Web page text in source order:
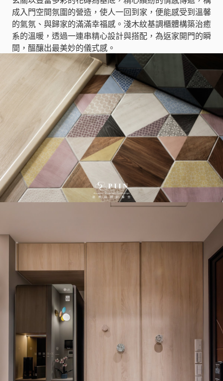
成入門空間氛圍的營造，使人一回到家，便能感受到溫馨
的氣氛、與歸家的滿滿幸福感。淺木紋基調櫃體構築治癒
系的溫暖，透過一連串精心設計與搭配，為返家開門的瞬
間，醞釀出最美妙的儀式感。